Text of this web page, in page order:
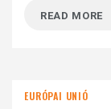
READ MORE
EURÓPAI UNIÓ